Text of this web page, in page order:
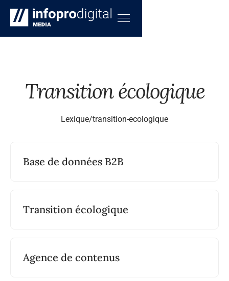
Transition écologique
Lexique/transition-ecologique
Base de données B2B
Transition écologique
Agence de contenus